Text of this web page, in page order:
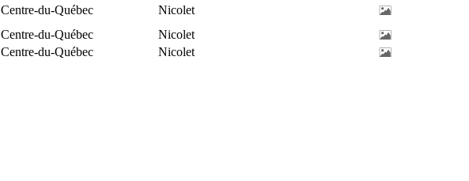
Centre-du-Québec
Nicolet
Centre-du-Québec
Nicolet
Centre-du-Québec Nicolet